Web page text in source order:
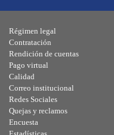
Régimen legal
Contratación
Rendición de cuentas
Pago virtual
Calidad
Correo institucional
Redes Sociales
Quejas y reclamos
Encuesta